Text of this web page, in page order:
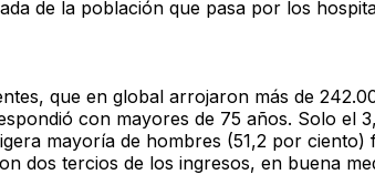
de la población que pasa por los
que en global arrojaron más de
con mayores de 75 años. Solo el
mayoría de hombres (51,2 por
dos tercios de los ingresos, en buena